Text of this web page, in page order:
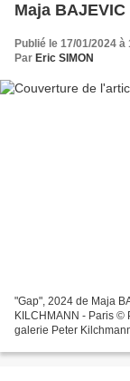
Maja
Publié le 17/01/2024 à
Par Eric SIMON
"Gap", 2024 de Maja
KILCHMANN - Paris ©
galerie Peter